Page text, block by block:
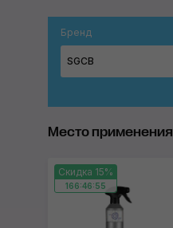
Бренд
SGCB
Место применения
Скидка 15%
166:46:54